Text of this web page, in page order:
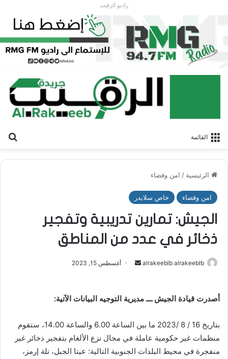
راديو الرقيب
القائمة
الرئيسية / امن وقضاء
امن وقضاء خاص سلايدر
الجيش: تمارين تدريبية وتفجير
ذخائر في عدد من المناطق
alrakeeblb alrakeeblb
ل
ر
د
أغسطس 15, 2023
أصدرت قيادة الجيش ـــ مديرية التوجيه البيانات الآتية:
بتاريخ 16 / 8 /2023 ما بين الساعة 6.00 والساعة 14.00، ستقوم
منظمات غير حكومية عاملة في مجال نزع الألغام بتفجير ذخائر غير
منفجرة في محيط البلدات الجنوبية التالية: عيتا الجبل، تلة إرمز،